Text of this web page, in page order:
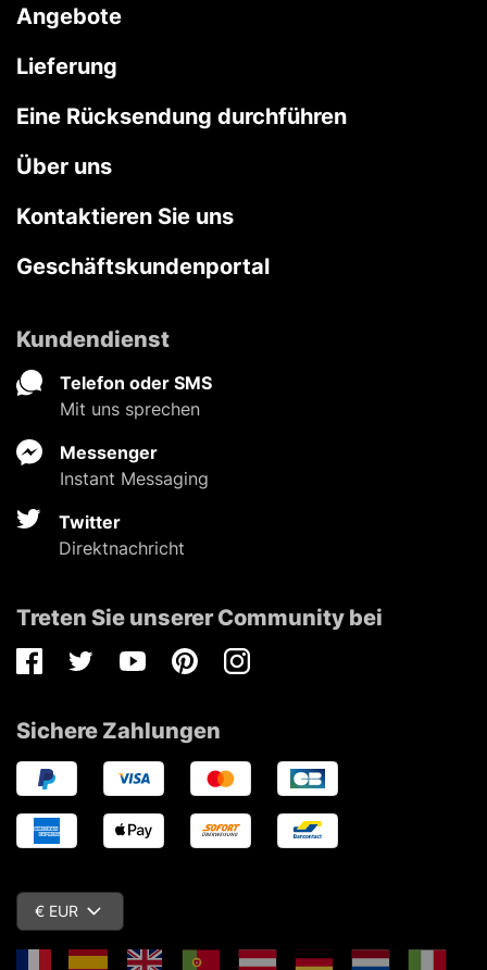
Angebote
Lieferung
Eine Rücksendung durchführen
Über uns
Kontaktieren Sie uns
Geschäftskundenportal
Kundendienst
Telefon oder SMS
Mit uns sprechen
Messenger
Instant Messaging
Twitter
Direktnachricht
Treten Sie unserer Community bei
FacebookTwitterYoutubePinterestInstagram
Sichere Zahlungen
€ EUR